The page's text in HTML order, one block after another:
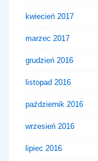
kwiecień 2017
marzec 2017
grudzień 2016
listopad 2016
październik 2016
wrzesień 2016
lipiec 2016